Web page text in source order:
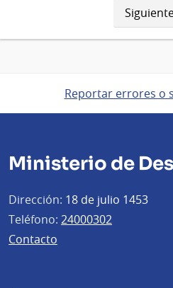
página
Reportar errores o
Ministerio de
Dirección: 18 de julio 1453
Teléfono: 24000302
Contacto